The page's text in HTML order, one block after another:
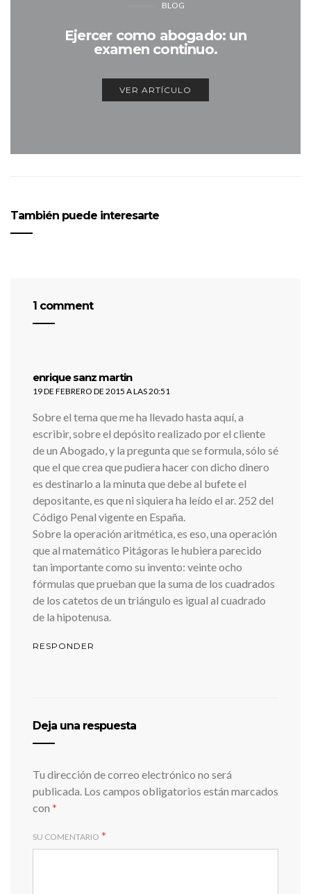
BLOG
Ejercer como abogado: un
examen continuo.
VER ARTÍCULO
También puede interesarte
1 comment
enrique sanz martindice:
19 DE FEBRERO DE 2015 A LAS 20:51
Sobre el tema que me ha llevado hasta aquí, a
escribir, sobre el depósito realizado por el cliente
de un Abogado, y la pregunta que se formula, sólo sé
que el que crea que pudiera hacer con dicho dinero
es destinarlo a la minuta que debe al bufete el
depositante, es que ni siquiera ha leído el ar. 252 del
Código Penal vigente en España.
Sobre la operación aritmética, es eso, una operación
que al matemático Pitágoras le hubiera parecido
tan importante como su invento: veinte ocho
fórmulas que prueban que la suma de los cuadrados
de los catetos de un triángulo es igual al cuadrado
de la hipotenusa.
RESPONDER
Deja una respuesta
Tu dirección de correo electrónico no será
publicada. Los campos obligatorios están marcados
con *
SU COMENTARIO *